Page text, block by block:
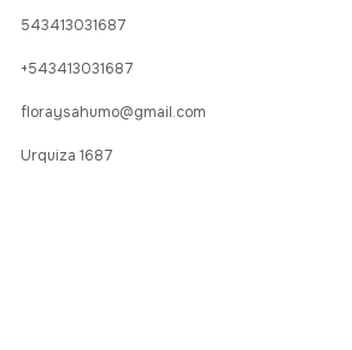
543413031687
+543413031687
floraysahumo@gmail.com
Urquiza 1687